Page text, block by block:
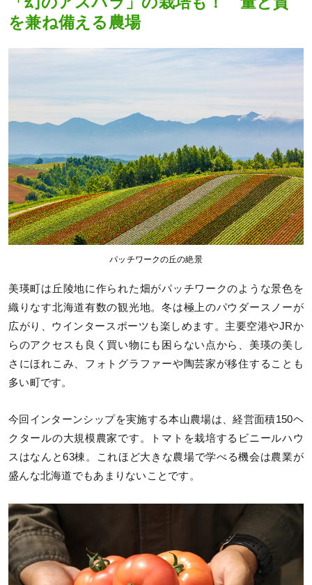
を兼ね備える農場
パッチワークの丘の絶景
美瑛町は丘陵地に作られた畑がパッチワークのような景色を
織りなす北海道有数の観光地。冬は極上のパウダースノーが
広がり、ウインタースポーツも楽しめます。主要空港やJRか
らのアクセスも良く買い物にも困らない点から、美瑛の美し
さにほれこみ、フォトグラファーや陶芸家が移住することも
多い町です。
今回インターンシップを実施する本山農場は、経営面積150ヘ
クタールの大規模農家です。トマトを栽培するビニールハウ
スはなんと63棟。これほど大きな農場で学べる機会は農業が
盛んな北海道でもあまりないことです。